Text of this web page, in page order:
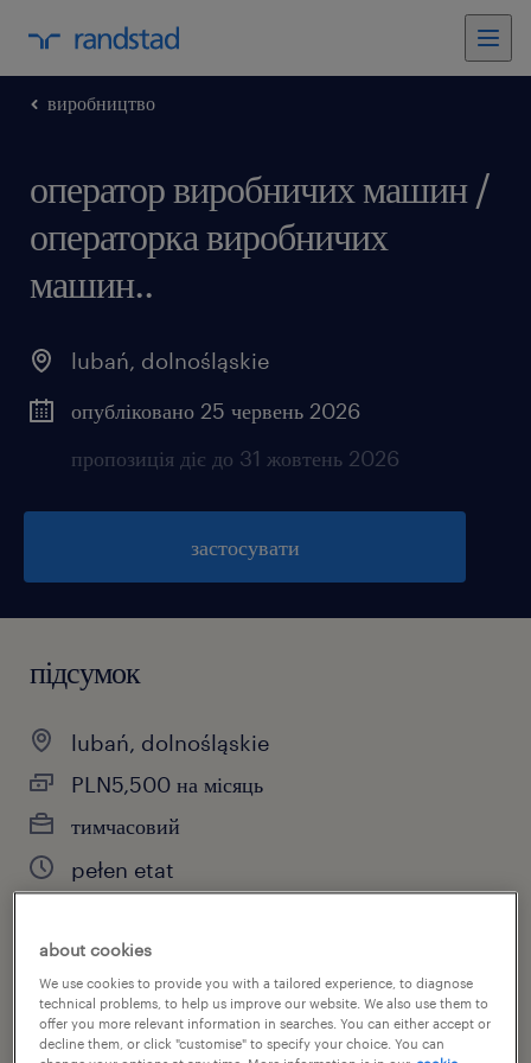
виробництво
оператор виробничих машин /
операторка виробничих
машин..
lubań, dolnośląskie
опубліковано 25 червень 2026
пропозиція діє до 31 жовтень 2026
застосувати
підсумок
lubań, dolnośląskie
PLN5,500 на місяць
тимчасовий
pełen etat
специальность
виробництво
about cookies
We use cookies to provide you with a tailored experience, to diagnose
technical problems, to help us improve our website. We also use them to
offer you more relevant information in searches. You can either accept or
decline them, or click "customise" to specify your choice. You can